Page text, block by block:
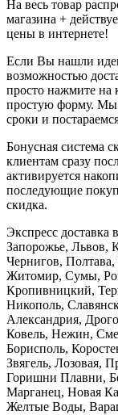
На весь товар
магазина +
цены в интернете!
Если Вы нашли
возможностью
просто нажмите на
простую форму. Мы
сроки и
Бонусная система
клиентам сразу
активируется
последующие
скидка.
Экспресс доставка
Запорожье, Львов,
Чернигов,
Житомир, Сумы,
Кропивницкий,
Никополь,
Александрия,
Ковель, Нежин,
Борисполь,
Звягель, Лозовая,
Горишни Плавни,
Марганец, Новая
Желтые Воды,